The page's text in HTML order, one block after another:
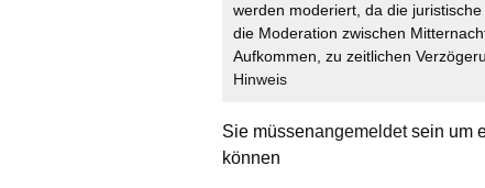
werden moderiert, da die
die Moderation zwischen
Aufkommen, zu zeitlichen
Hinweis
Sie müssenangemeldetsein um
können